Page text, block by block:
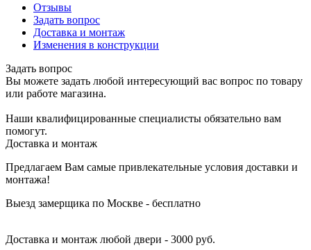
Отзывы
Задать вопрос
Доставка и монтаж
Изменения в конструкции
Задать вопрос
Вы можете задать любой интересующий вас вопрос по товару
или работе магазина.
Наши квалифицированные специалисты обязательно вам
помогут.
Доставка и монтаж
Предлагаем Вам самые привлекательные условия доставки и
монтажа!
Выезд замерщика по Москве - бесплатно
Доставка и монтаж любой двери - 3000 руб.